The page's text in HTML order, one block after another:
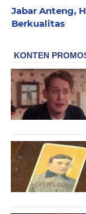
Jabar Anteng,
Berkualitas